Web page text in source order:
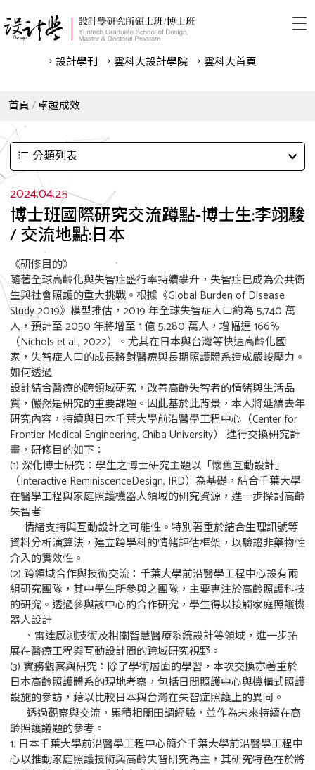
設計學刊 雲科⼤設計學院 雲科⼤首頁
首頁 卓越成效
分類列表
2024.04.25
博士班國際研究交流蹲點-博士生:李翊駿
/ 交流地點:日本
《研修目的》
隨著全球高齡化與失智症盛行率持續攀升，失智症已成為公共衛
生與社會照護的重大挑戰。根據《Global Burden of Disease
Study 2019》模型推估，2019 年全球失智症人口約為 5,740 萬
人，預計至 2050 年將增至 1 億 5,280 萬人，增幅達 166%
（Nichols et al., 2022）。尤其在日本與台灣等快速高齡化國
家，失智症人口的成長將對醫療與長期照護體系造成嚴峻壓力。
如何透過
設計結合醫療的跨領域研究，改善高齡失智者的情緒與生活品
質，儼然是研究的重要課題。因此基於此背景，本人將延續去年
研究內容，持續與日本千葉大學前沿醫學工程中心（Center for
Frontier Medical Engineering, Chiba University） 進行交換研究計
畫，研修目的如下：
(1) 深化博士研究：學生之博士研究主題以「懷舊互動設計」
（Interactive ReminiscenceDesign, IRD）為基礎，結合千葉大學
在醫學工程與家庭照護機器人領域的研究資源，進一步探討高齡
失智者
情緒支持與互動設計之可能性。特別著重於結合生理訊號等
資料分析演算法，建立跨學科的情緒評估框架，以驗證非藥物性
介入的實效性。
(2) 跨領域合作與技術交流：千葉大學前沿醫學工程中心設有兩
組研究團隊，其中學生所參與之團隊，主要專注於高齡照護科技
的研究。透過參與該中心的合作研究，學生得以接觸家庭照護機
器人設計
、雷達感測技術及相關智慧醫療系統設計等領域，進一步拓
展在醫療工程與互動設計間的跨域研究視野。
(3) 實務觀察與研究：除了學術層面的學習，本次交換亦著重於
日本高齡照護體系的現地考察，包括日間照護中心與機構式照護
設施的參訪，藉以比較日本與台灣在失智症照護上的異同。
透過觀察與交流，累積相關田調經驗，並作為未來持續在高
齡照護議題的參考。
1. 日本千葉大學前沿醫學工程中心簡介千葉大學前沿醫學工程中
心以推動家庭照護技術與高齡失智研究為主，其研究特色在於將